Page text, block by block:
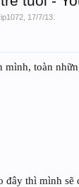
17/7/13
mình, toàn
đây thì mình sẽ